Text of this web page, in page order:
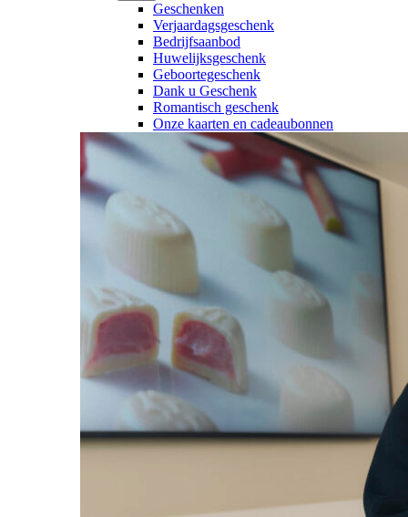
Geschenken
Verjaardagsgeschenk
Bedrijfsaanbod
Huwelijksgeschenk
Geboortegeschenk
Dank u Geschenk
Romantisch geschenk
Onze kaarten en cadeaubonnen